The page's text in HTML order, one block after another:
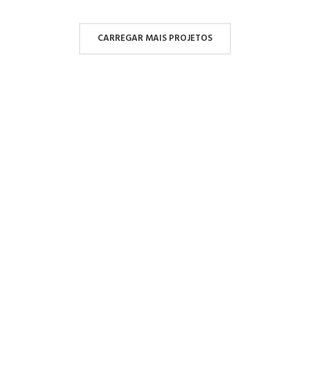
CARREGAR MAIS PROJETOS